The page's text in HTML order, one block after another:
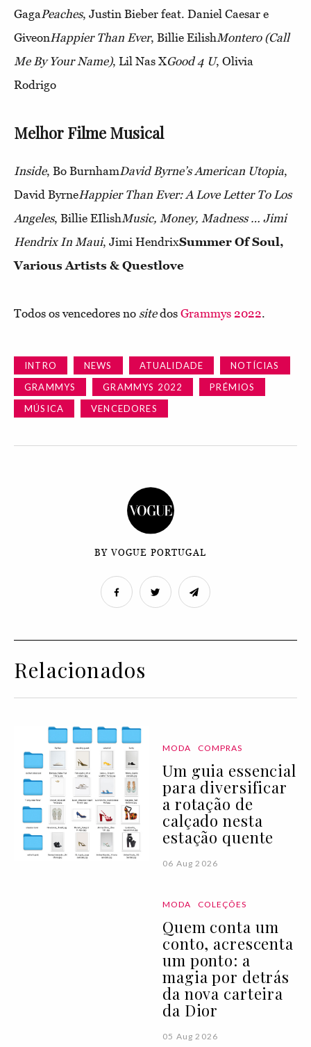
GagaPeaches, Justin Bieber feat. Daniel Caesar e
GiveonHappier Than Ever, Billie EilishMontero (Call
Me By Your Name), Lil Nas XGood 4 U, Olivia
Rodrigo
Melhor Filme Musical
Inside, Bo BurnhamDavid Byrne’s American Utopia,
David ByrneHappier Than Ever: A Love Letter To Los
Angeles, Billie EIlishMusic, Money, Madness … Jimi
Hendrix In Maui, Jimi HendrixSummer Of Soul,
Various Artists & Questlove
Todos os vencedores no sitedos Grammys 2022.
INTRO NEWS ATUALIDADE
NOTÍCIAS
GRAMMYS
GRAMMYS 2022
PRÉMIOS
MÚSICA
VENCEDORES
BY VOGUE PORTUGAL
Relacionados
MODA COMPRAS
Um guia essencial
para diversificar
a rotação de
calçado nesta
estação quente
06 Aug 2026
MODA COLEÇÕES
Quem conta um
conto, acrescenta
um ponto: a
magia por detrás
da nova carteira
da Dior
05 Aug 2026